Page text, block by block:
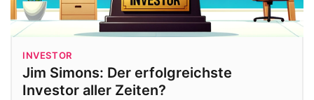
INVESTOR
Jim Simons: Der erfolgreichste
Investor aller Zeiten?